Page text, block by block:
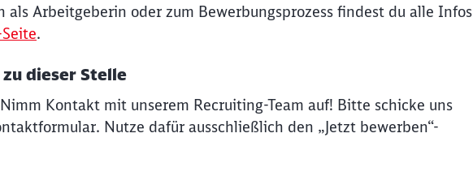
als Arbeitgeberin oder zum Bewerbungsprozess findest du alle Infos
.
dieser Stelle
Kontakt mit unserem Recruiting-Team auf! Bitte schicke uns
Nutze dafür ausschließlich den „Jetzt bewerben“-